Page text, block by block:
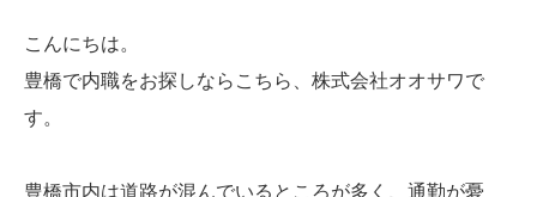
こんにちは。
豊橋で内職をお探しならこちら、株式会社オオサワで
す。
豊橋市内は道路が混んでいるところが多く、通勤が憂